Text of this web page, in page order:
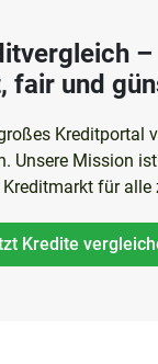
–
fair und
Kreditportal
Unsere Mission
für alle
Kredite